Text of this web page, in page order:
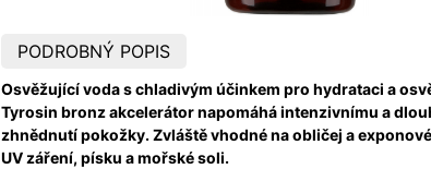
PODROBNÝ POPIS
Osvěžující voda s chladivým účinkem pro hydrataci a
Tyrosin bronz akcelerátor napomáhá intenzivnímu a
zhnědnutí pokožky. Zvláště vhodné na obličej a
UV záření, písku a mořské soli.